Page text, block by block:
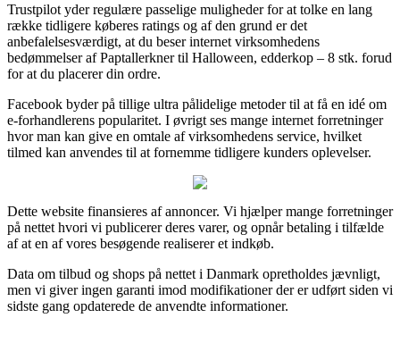
Trustpilot yder regulære passelige muligheder for at tolke en lang
række tidligere køberes ratings og af den grund er det
anbefalelsesværdigt, at du beser internet virksomhedens
bedømmelser af Paptallerkner til Halloween, edderkop – 8 stk. forud
for at du placerer din ordre.
Facebook byder på tillige ultra pålidelige metoder til at få en idé om
e-forhandlerens popularitet. I øvrigt ses mange internet forretninger
hvor man kan give en omtale af virksomhedens service, hvilket
tilmed kan anvendes til at fornemme tidligere kunders oplevelser.
Dette website finansieres af annoncer. Vi hjælper mange forretninger
på nettet hvori vi publicerer deres varer, og opnår betaling i tilfælde
af at en af vores besøgende realiserer et indkøb.
Data om tilbud og shops på nettet i Danmark opretholdes jævnligt,
men vi giver ingen garanti imod modifikationer der er udført siden vi
sidste gang opdaterede de anvendte informationer.